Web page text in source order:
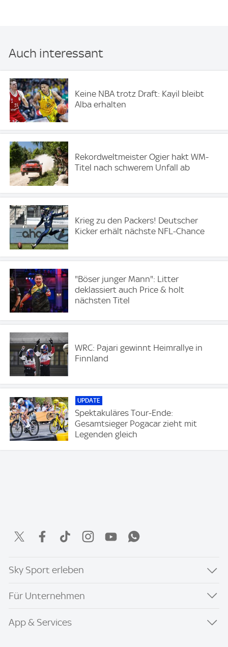
Auch interessant
Keine NBA trotz Draft: Kayil bleibt
Alba erhalten
Rekordweltmeister Ogier hakt WM-
Titel nach schwerem Unfall ab
Krieg zu den Packers! Deutscher
Kicker erhält nächste NFL-Chance
"Böser junger Mann": Litter
deklassiert auch Price & holt
nächsten Titel
WRC: Pajari gewinnt Heimrallye in
Finnland
UPDATE
Spektakuläres Tour-Ende:
Gesamtsieger Pogacar zieht mit
Legenden gleich
Sky Sport erleben
Für Unternehmen
App & Services